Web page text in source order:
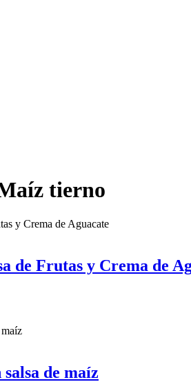
tierno
de Frutas y Crema de
de maíz